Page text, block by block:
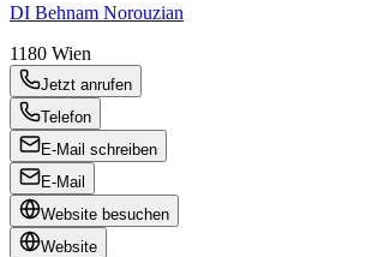
DI Behnam Norouzian
1180 Wien
Jetzt anrufen
Telefon
E-Mail schreiben
E-Mail
Website besuchen
Website